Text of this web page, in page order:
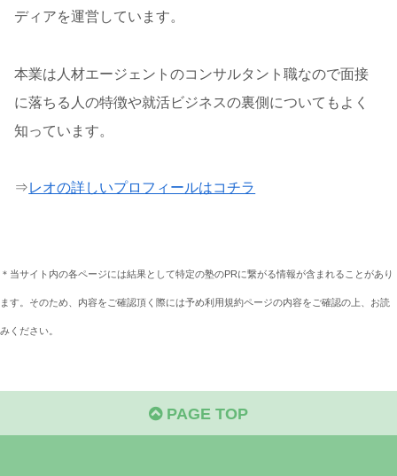
ディアを運営しています。
本業は人材エージェントのコンサルタント職なので面接
に落ちる人の特徴や就活ビジネスの裏側についてもよく
知っています。
⇒レオの詳しいプロフィールはコチラ
＊当サイト内の各ページには結果として特定の塾のPRに繋がる情報が含まれることがあり
ます。そのため、内容をご確認頂く際には予め利用規約ページの内容をご確認の上、お読
みください。
PAGE TOP